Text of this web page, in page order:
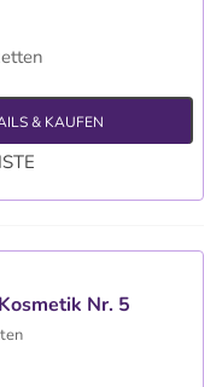
& KAUFEN
Nr. 5